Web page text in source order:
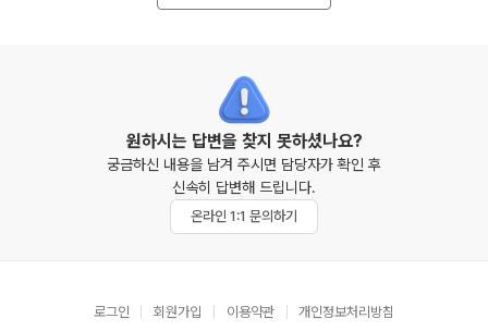
원하시는 답변을 찾지 못하셨나요?
궁금하신 내용을 남겨 주시면 담당자가 확인 후
신속히 답변해 드립니다.
온라인 1:1 문의하기
로그인 회원가입 이용약관 개인정보처리방침